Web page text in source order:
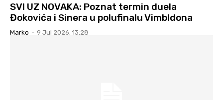
SVI UZ NOVAKA: Poznat termin duela
Đokovića i Sinera u polufinalu Vimbldona
Marko - 9 Jul 2026. 13:28